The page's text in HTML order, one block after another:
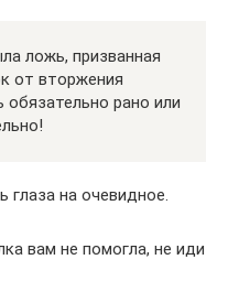
ложь, призванная
от вторжения
обязательно рано или
глаза на очевидное.
вам не помогла, не иди